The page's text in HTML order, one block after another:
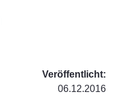
Veröffentlicht:
06.12.2016